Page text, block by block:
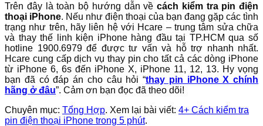
Trên đây là toàn bộ hướng dẫn về cách kiểm tra pin điện
thoại iPhone. Nếu như điện thoại của bạn đang gặp các tình
trạng như trên, hãy liên hệ với Hcare – trung tâm sửa chữa
và thay thế linh kiện iPhone hàng đầu tại TP.HCM qua số
hotline 1900.6979 để được tư vấn và hỗ trợ nhanh nhất.
Hcare cung cấp dịch vụ thay pin cho tất cả các dòng iPhone
từ iPhone 6, 6s đến iPhone X, iPhone 11, 12, 13. Hy vọng
bạn đã có đáp án cho câu hỏi “thay pin iPhone X chính
hãng ở đâu”. Cảm ơn bạn đọc đã theo dõi!
Chuyên mục: Tổng Hợp. Xem lại bài viết: 4+ Cách kiểm tra
pin điện thoại iPhone trong 5 phút.